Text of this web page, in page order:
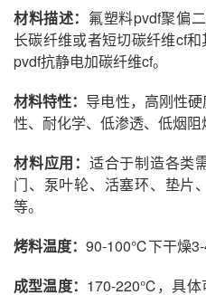
材料描述： 氟塑料pvdf聚偏
长碳纤维或者短切碳纤维cf
pvdf抗静电加碳纤维cf。
材料特性： 导电性，高刚性
性、耐化学、低渗透、低烟阻
材料应用： 适合于制造各类
门、泵叶轮、活塞环、垫片
等。
烤料温度： 90-100℃下干燥3-
成型温度： 170-220℃，具体